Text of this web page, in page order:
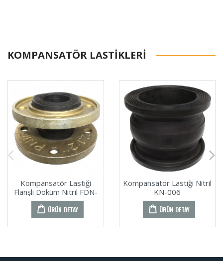
KOMPANSATÖR LASTIKLERI
Kompansatör Lastiği
Flanşlı Döküm Nitril FDN-
005
ÜRÜN DETAY
Kompansatör Lastiği Nitril
KN-006
ÜRÜN DETAY